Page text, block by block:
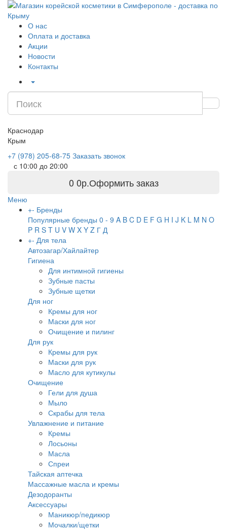
О нас
Оплата и доставка
Акции
Новости
Контакты
Краснодар
Крым
+7 (978) 205-68-75 Заказать звонок
с 10:00 до 20:00
0 0р.Оформить заказ
Меню
+- Бренды
Популярные бренды 0 - 9 A B C D E F G H I J K L M N O
P R S T U V W X Y Z Г Д
+- Для тела
Автозагар/Хайлайтер
Гигиена
Для интимной гигиены
Зубные пасты
Зубные щетки
Для ног
Кремы для ног
Маски для ног
Очищение и пилинг
Для рук
Кремы для рук
Маски для рук
Масло для кутикулы
Очищение
Гели для душа
Мыло
Скрабы для тела
Увлажнение и питание
Кремы
Лосьоны
Масла
Спреи
Тайская аптечка
Массажные масла и кремы
Дезодоранты
Аксессуары
Маникюр/педикюр
Мочалки/щетки